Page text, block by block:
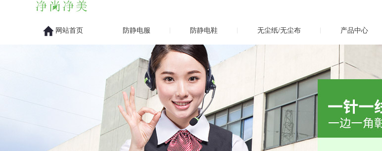
网站首页 防静电服 防静电鞋 无尘纸/无尘布 产品中心